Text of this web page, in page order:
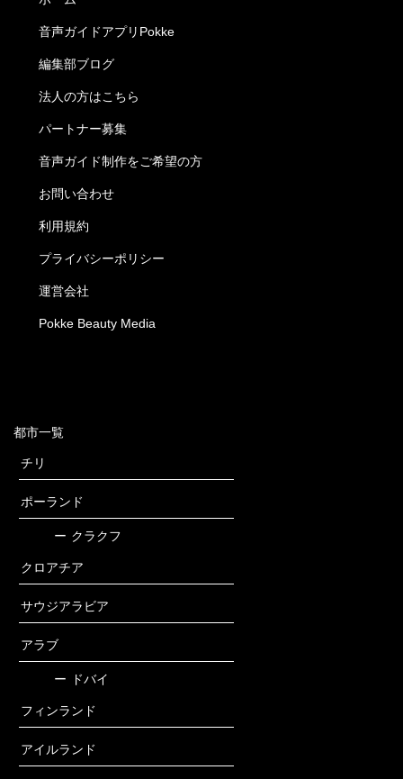
音声ガイドアプリPokke
編集部ブログ
法人の方はこちら
パートナー募集
音声ガイド制作をご希望の方
お問い合わせ
利用規約
プライバシーポリシー
運営会社
Pokke Beauty Media
都市一覧
チリ
ポーランド
ー クラクフ
クロアチア
サウジアラビア
アラブ
ー ドバイ
フィンランド
アイルランド